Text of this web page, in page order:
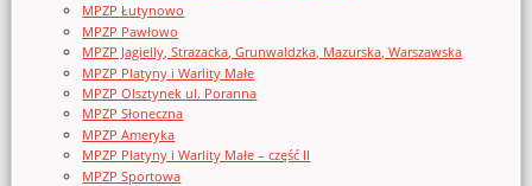
MPZP Łutynowo
MPZP Pawłowo
MPZP Jagielly, Strazacka, Grunwaldzka, Mazurska, Warszawska
MPZP Platyny i Warlity Małe
MPZP Olsztynek ul. Poranna
MPZP Słoneczna
MPZP Ameryka
MPZP Platyny i Warlity Małe – część II
MPZP Sportowa